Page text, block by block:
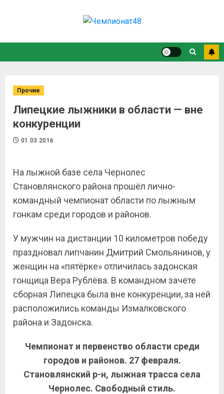
Прочие
Липецкие лыжники в области — вне
конкуренции
01.03.2016
На лыжной базе села Чернолес
Становлянского района прошёл лично-
командный чемпионат области по лыжным
гонкам среди городов и районов.
У мужчин на дистанции 10 километров победу
праздновал липчанин Дмитрий Смольянинов, у
женщин на «пятёрке» отличилась задонская
гонщица Вера Рублёва. В командном зачёте
сборная Липецка была вне конкуренции, за ней
расположились команды Измалковского
района и Задонска.
Чемпионат и первенство области среди
городов и районов. 27 февраля.
Становлянский р-н, лыжная трасса села
Чернолес. Свободный стиль.